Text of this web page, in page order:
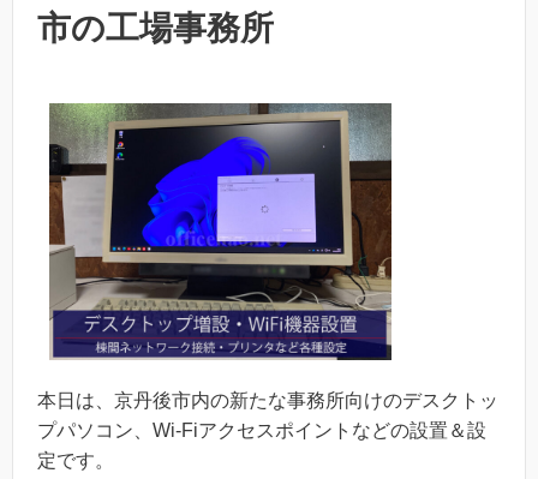
市の工場事務所
本日は、京丹後市内の新たな事務所向けのデスクトッ
プパソコン、Wi-Fiアクセスポイントなどの設置＆設
定です。